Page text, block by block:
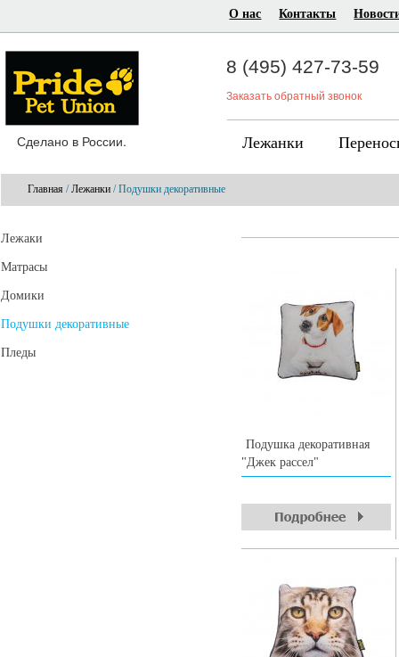
О нас Контакты
Сделано в России.
8 (495) 427-73-59
Заказать обратный звонок
Лежанки
Главная /Лежанки / Подушки декоративные
Лежаки
Матрасы
Домики
Подушки декоративные
Пледы
Подушка декоративная
"Джек рассел"